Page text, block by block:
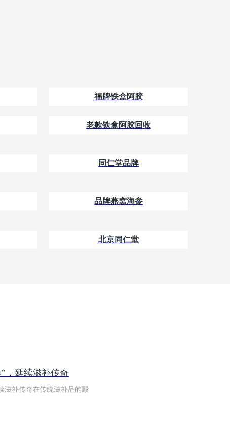
福牌铁盒阿胶
老款铁盒阿胶回收
同仁堂品牌
品牌燕窝海参
北京同仁堂
，延续滋补传奇
滋补传奇在传统滋补品的殿